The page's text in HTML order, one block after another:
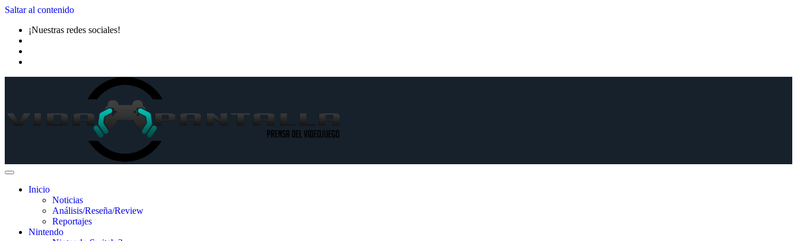
Saltar al contenido
¡Nuestras redes sociales!
Inicio
Noticias
Análisis/Reseña/Review
Reportajes
Nintendo